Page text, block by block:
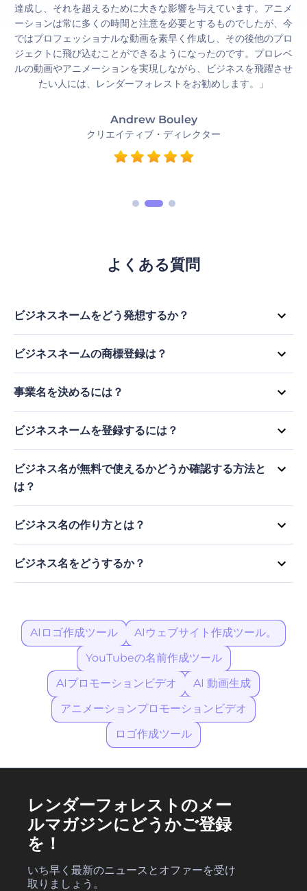
達成し、それを超えるために大きな影響を与えています。アニメ
ーションは常に多くの時間と注意を必要とするものでしたが、今
ではプロフェッショナルな動画を素早く作成し、その後他のプロ
ジェクトに飛び込むことができるようになったのです。プロレベ
ルの動画やアニメーションを実現しながら、ビジネスを飛躍させ
たい人には、レンダーフォレストをお勧めします。」
Andrew Bouley
クリエイティブ・ディレクター
よくある質問
ビジネスネームをどう発想するか？
自分の言葉とシソーラスを組み合わせて、創造的でユニークなビ
ジネスネームを考えることができます。また、レンダフォーレス
トのように、AIベースのアルゴリズムを使って、与えられたキー
ワードから名前のアイデアを提案できる、様々な無料のオンライ
ンツールもあります。
ビジネスネームの商標登録は？
USPTOに商標出願を行います。この際、あなたのビジネス、商
標に関連する商品・サービス、商品・サービスのクラスに関する
情報を提供する必要があります。もし、あなたの名前が使われて
しまうようであれば、レンダフォーレストのようなオンラインの
ビジネス名作成ツールを使って、あなたのビジネス名の代替案を
事業名を決めるには？
レンダフォーレストのようなオンライン無料ツールを使えば、与
えられたキーワードからビジネス名のアイデアを生成することが
できます。候補をいくつか挙げてから、友人や家族に意見を求め
ます。友人や家族から、意見をもらうことで、候補を絞り込むこ
とができます。
ビジネスネームを登録するには？
最初に、自分のビジネスコンセプトに合ったドメイン名を検索し
ます。そうすることで、登録可能な名前に選択肢を絞ることがで
きます。名前のアイデアがない場合は、無料のオンラインツール
を使って、ビジネス名のアイデアを生み出すことができます。
ビジネス名が無料で使えるかどうか確認する方法と
は？
ドメイン名の利用可能性を確認する ビジネスのためのウェブサ
イトを制作したい場合、ドメイン名が利用可能かどうかを確認す
る必要があります。レンダフォーレストのようなオンラインツー
ルを使って、ドメイン名をチェックしましょう。また、ユニーク
なビジネスネームのアイデアを生み出すのに役立つAIツールもご
ビジネス名の作り方とは？
まずはアイデアを集めることから始めましょう。自分のビジネス
に関連する単語をブレインストーミングし、それらを組み合わせ
て、ビジネス名の可能性のあるものを作成しましょう。オンライ
ンのビジネス名作成ツールを使えば、アイデアを追加して、より
確認します。候補となる名称がいくつか決まったら、米国特許商
標庁や地域の商号登録機関に問い合わせて、その名称が使用可能
かどうかを確認します。
ビジネス名をどうするか？
ビジネス名ジェネレーターを使いましょう。ビジネス名を生成し
ください。登録に進む前に、その選択に満足できることを確認し
てください。
AIロゴ作成ツール
AIウェブサイト作成ツール。
YouTubeの名前作成ツール
AIプロモーションビデオ
AI 動画生成
アニメーションプロモーションビデオ
ロゴ作成ツール
レンダーフォレストのメー
ルマガジンにどうかご登録
を！
いち早く最新のニュースとオファーを受け
取りましょう。